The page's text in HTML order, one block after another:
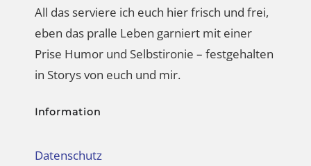
All das serviere ich euch hier frisch und frei,
eben das pralle Leben garniert mit einer
Prise Humor und Selbstironie – festgehalten
in Storys von euch und mir.
Information
Datenschutz